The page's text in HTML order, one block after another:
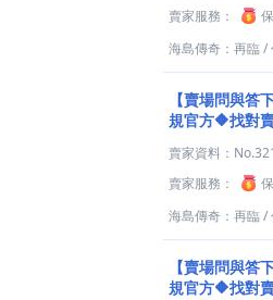
賣家服務：
海島傳奇：再臨/
【賣場問與答
規官方🔶找對
賣家資料：
賣家服務：
海島傳奇：再臨/
【賣場問與答
規官方🔶找對